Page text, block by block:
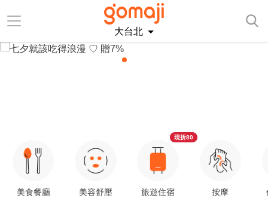
大台北
美食餐廳 美容舒壓 旅遊住宿
現折80
按摩